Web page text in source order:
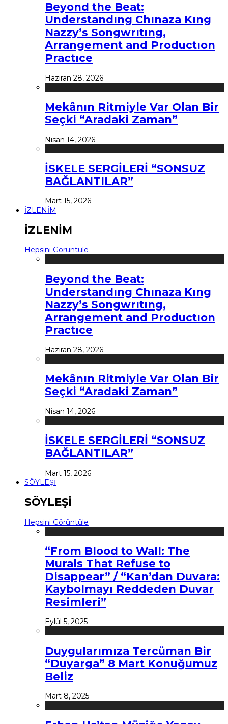
Beyond the Beat:
Understandıng Chınaza Kıng
Nazzy’s Songwrıtıng,
Arrangement and Productıon
Practıce
Haziran 28, 2026
Mekânın Ritmiyle Var Olan Bir
Seçki “Aradaki Zaman”
Nisan 14, 2026
İSKELE SERGİLERİ “SONSUZ
BAĞLANTILAR”
Mart 15, 2026
İZLENİM
İZLENİM
Hepsini Görüntüle
Beyond the Beat:
Understandıng Chınaza Kıng
Nazzy’s Songwrıtıng,
Arrangement and Productıon
Practıce
Haziran 28, 2026
Mekânın Ritmiyle Var Olan Bir
Seçki “Aradaki Zaman”
Nisan 14, 2026
İSKELE SERGİLERİ “SONSUZ
BAĞLANTILAR”
Mart 15, 2026
SÖYLEŞİ
SÖYLEŞİ
Hepsini Görüntüle
“From Blood to Wall: The
Murals That Refuse to
Disappear” / “Kan’dan Duvara:
Kaybolmayı Reddeden Duvar
Resimleri”
Eylül 5, 2025
Duygularımıza Tercüman Bir
“Duyarga” 8 Mart Konuğumuz
Beliz
Mart 8, 2025